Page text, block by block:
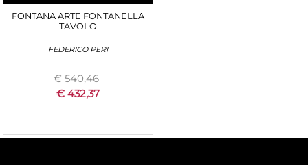
FONTANA ARTE FONTANELLA
TAVOLO
FEDERICO PERI
€ 540,46
€ 432,37